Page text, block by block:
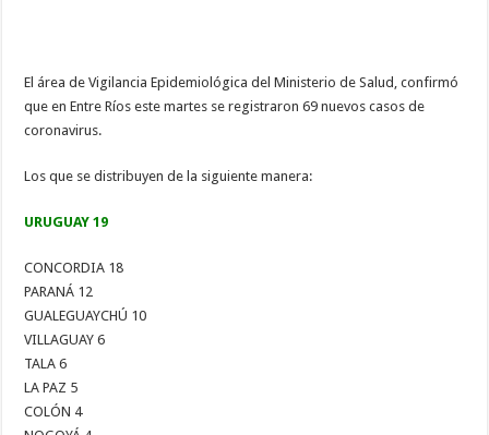
El área de Vigilancia Epidemiológica del Ministerio de Salud, confirmó
que en Entre Ríos este martes se registraron 69 nuevos casos de
coronavirus.
Los que se distribuyen de la siguiente manera:
URUGUAY 19
CONCORDIA 18
PARANÁ 12
GUALEGUAYCHÚ 10
VILLAGUAY 6
TALA 6
LA PAZ 5
COLÓN 4